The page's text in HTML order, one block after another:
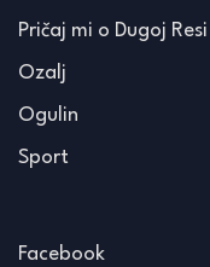
Pričaj mi o Dugoj Resi
Ozalj
Ogulin
Sport
Facebook